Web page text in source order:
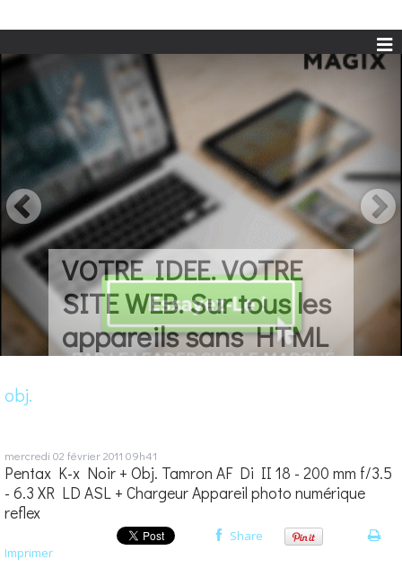
VOTRE IDEE. VOTRE
SITE WEB. Sur tous les
appareils sans HTML
obj.
mercredi 02 février 2011 09h41
Pentax K-x Noir + Obj. Tamron AF Di II 18 - 200 mm f/3.5
- 6.3 XR LD ASL + Chargeur Appareil photo numérique
reflex
Share
Imprimer